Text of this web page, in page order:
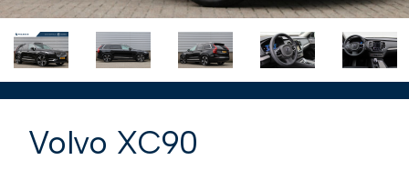
Volvo XC90